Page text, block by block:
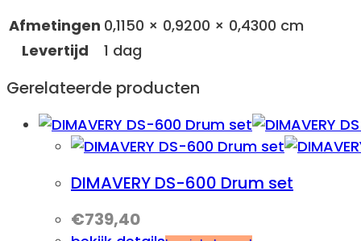
Afmetingen 0,1150 × 0,9200 × 0,4300 cm
Levertijd
1 dag
Gerelateerde producten
DIMAVERY DS-600 Drum set
€739,40